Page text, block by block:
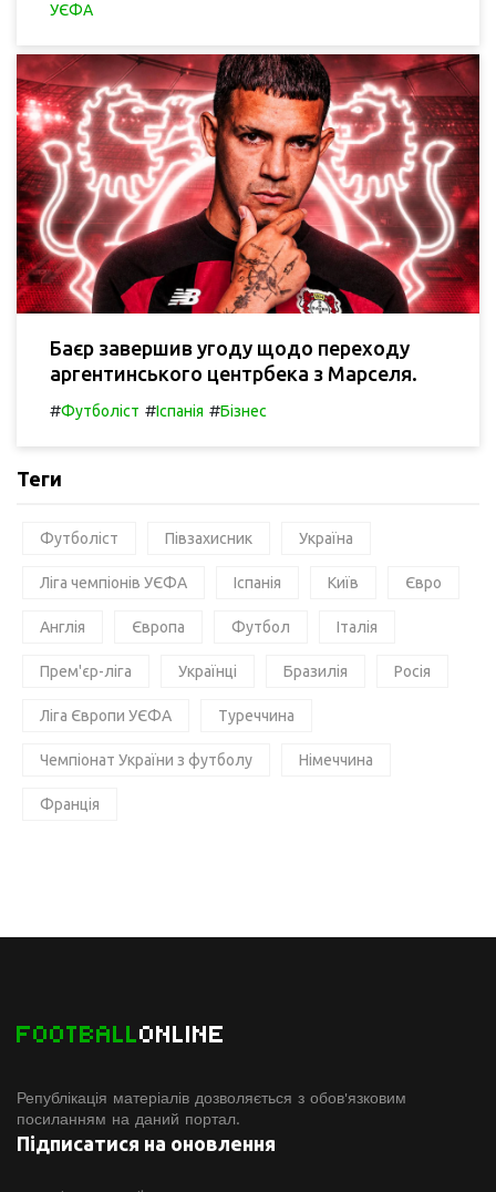
УЄФА
Баєр завершив угоду щодо переходу
аргентинського центрбека з Марселя.
#Футболіст #Іспанія #Бізнес
Теги
Футболіст Півзахисник Україна
Ліга чемпіонів УЄФА Іспанія Київ Євро
Англія Європа Футбол Італія
Прем'єр-ліга Українці Бразилія Росія
Ліга Європи УЄФА Туреччина
Чемпіонат України з футболу Німеччина
Франція
FOOTBALLONLINE
Републікація матеріалів дозволяється з обов'язковим
посиланням на даний портал.
Підписатися на оновлення